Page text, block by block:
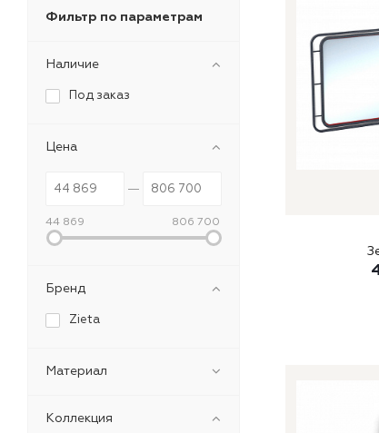
Фильтр по параметрам
Наличие
Под заказ
Цена
44 869 806 700
Бренд
Zieta
Материал
Коллекция